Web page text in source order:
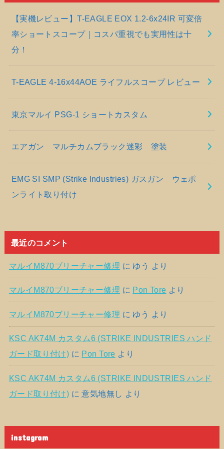
【実機レビュー】T-EAGLE EOX 1.2-6x24IR 可変倍
率ショートスコープ｜コスパ重視でも実用性は十
分！
T-EAGLE 4-16x44AOE ライフルスコープ レビュー
東京マルイ PSG-1 ショートカスタム
エアガン マルチカムブラック迷彩 塗装
EMG SI SMP (Strike Industries) ガスガン ウェポ
ンライト取り付け
最近のコメント
マルイM870ブリーチャー修理 に ゆう より
マルイM870ブリーチャー修理 に Pon Tore より
マルイM870ブリーチャー修理 に ゆう より
KSC AK74M カスタム6 (STRIKE INDUSTRIES ハンド
ガード取り付け) に Pon Tore より
KSC AK74M カスタム6 (STRIKE INDUSTRIES ハンド
ガード取り付け) に意気地無し より
instagram